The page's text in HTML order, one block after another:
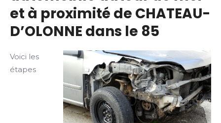
et à proximité de CHATEAU-
D’OLONNE dans le 85
Voici les
étapes